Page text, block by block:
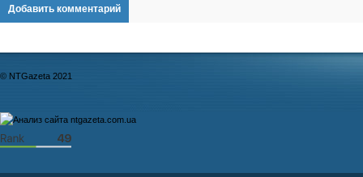
Добавить комментарий
© NTGazeta 2021